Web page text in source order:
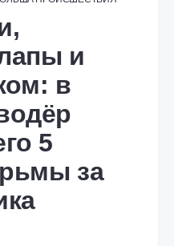
и
в
5
за